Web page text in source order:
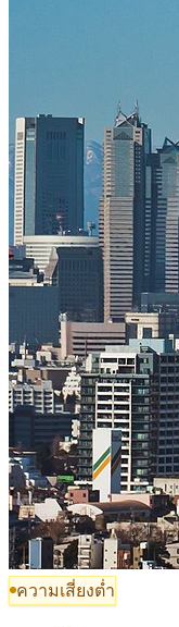
ความเสี่ยงต่ำ